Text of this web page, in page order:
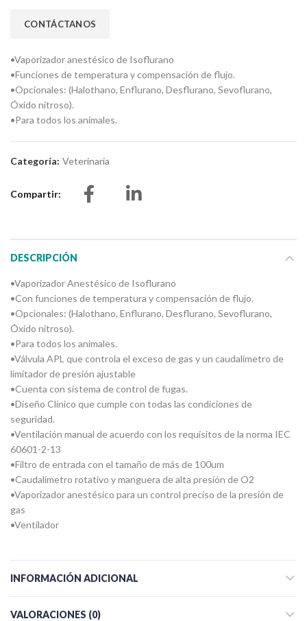
•Vaporizador anestésico de Isoflurano
•Funciones de temperatura y compensación de flujo.
•Opcionales: (Halothano, Enflurano, Desflurano, Sevoflurano,
Óxido nitroso).
•Para todos los animales.
Categoría: Veterinaria
Compartir
DESCRIPCIÓN
•Vaporizador Anestésico de Isoflurano
•Con funciones de temperatura y compensación de flujo.
•Opcionales: (Halothano, Enflurano, Desflurano, Sevoflurano,
Óxido nitroso).
•Para todos los animales.
•Válvula APL que controla el exceso de gas y un caudalímetro de
limitador de presión ajustable
•Cuenta con sistema de control de fugas.
•Diseño Clínico que cumple con todas las condiciones de
seguridad.
•Ventilación manual de acuerdo con los requisitos de la norma IEC
60601-2-13
•Filtro de entrada con el tamaño de más de 100um
•Caudalímetro rotativo y manguera de alta presión de O2
•Vaporizador anestésico para un control preciso de la presión de
gas
•Ventilador
INFORMACIÓN ADICIONAL
VALORACIONES (0)